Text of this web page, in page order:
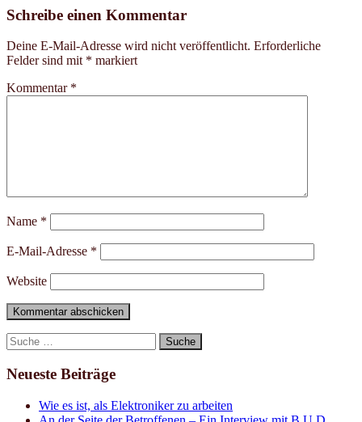
Schreibe einen Kommentar
Deine E-Mail-Adresse wird nicht veröffentlicht. Erforderliche
Felder sind mit * markiert
Kommentar *
Name *
E-Mail-Adresse *
Website
Suche
nach:
Neueste Beiträge
Wie es ist, als Elektroniker zu arbeiten